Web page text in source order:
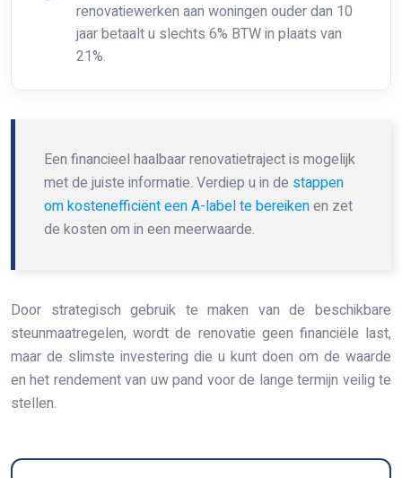
renovatiewerken aan woningen ouder dan 10
jaar betaalt u slechts 6% BTW in plaats van
21%.
Een financieel haalbaar renovatietraject is mogelijk
met de juiste informatie. Verdiep u in de stappen
om kostenefficiënt een A-label te bereikenen zet
de kosten om in een meerwaarde.
Door strategisch gebruik te maken van de beschikbare
steunmaatregelen, wordt de renovatie geen financiële last,
maar de slimste investering die u kunt doen om de waarde
en het rendement van uw pand voor de lange termijn veilig te
stellen.